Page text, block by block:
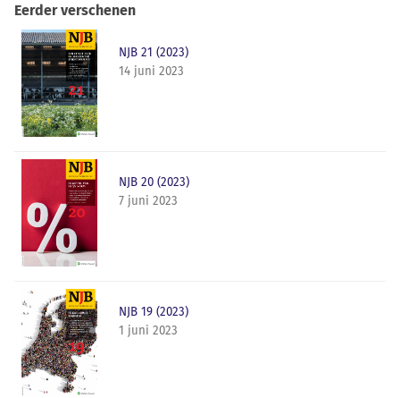
Eerder verschenen
NJB 21 (2023)
14 juni 2023
NJB 20 (2023)
7 juni 2023
NJB 19 (2023)
1 juni 2023